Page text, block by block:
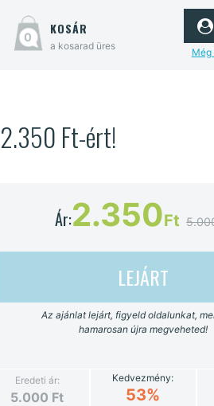
0 kosár
a kosarad üres
Még
Ft-ért!
Ár:2.350Ft
LEJÁRT
Az ajánlat lejárt, figyeld oldalunkat,
hamarosan újra megveheted!
Eredeti ár:
5.000 Ft
Kedvezmény:
53%